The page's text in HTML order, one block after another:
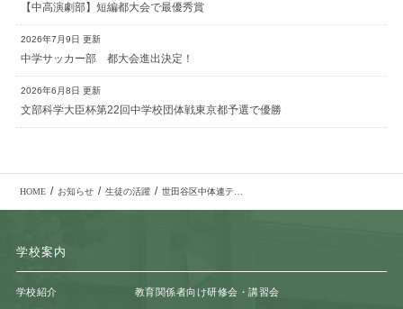
【中高演劇部】短編都大会で最優秀賞
2026年7月9日 更新
中学サッカー部 都大会進出決定！
2026年6月8日 更新
文部科学大臣杯第22回中学校団体戦東京都予選で優勝
HOME / お知らせ / 生徒の活躍 /
学校案内
学校紹介
教育関係者向け研修会・講習会